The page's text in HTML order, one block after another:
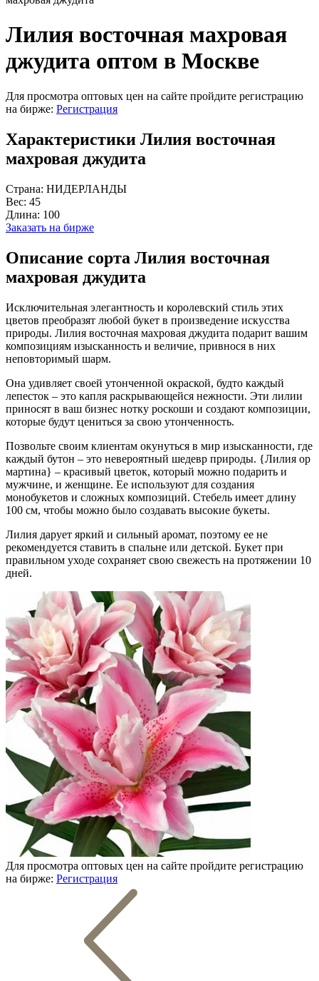
Лилия восточная махровая
джудита оптом в Москве
Для просмотра оптовых цен на сайте пройдите регистрацию
на бирже: Регистрация
Характеристики Лилия восточная
махровая джудита
Страна: НИДЕРЛАНДЫ
Вес: 45
Длина: 100
Заказать на бирже
Описание сорта Лилия восточная
махровая джудита
Исключительная элегантность и королевский стиль этих
цветов преобразят любой букет в произведение искусства
природы. Лилия восточная махровая джудита подарит вашим
композициям изысканность и величие, привнося в них
неповторимый шарм.
Она удивляет своей утонченной окраской, будто каждый
лепесток – это капля раскрывающейся нежности. Эти лилии
приносят в ваш бизнес нотку роскоши и создают композиции,
которые будут цениться за свою утонченность.
Позвольте своим клиентам окунуться в мир изысканности, где
каждый бутон – это невероятный шедевр природы. {Лилия ор
мартина} – красивый цветок, который можно подарить и
мужчине, и женщине. Ее используют для создания
монобукетов и сложных композиций. Стебель имеет длину
100 см, чтобы можно было создавать высокие букеты.
Лилия дарует яркий и сильный аромат, поэтому ее не
рекомендуется ставить в спальне или детской. Букет при
правильном уходе сохраняет свою свежесть на протяжении 10
дней.
Для просмотра оптовых цен на сайте пройдите регистрацию
на бирже: Регистрация